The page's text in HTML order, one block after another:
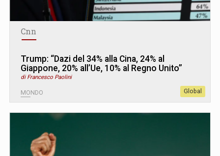
Cnn
Trump: “Dazi del 34% alla Cina, 24% al
Giappone, 20% all’Ue, 10% al Regno Unito”
di Francesco Paolini
MONDO Global